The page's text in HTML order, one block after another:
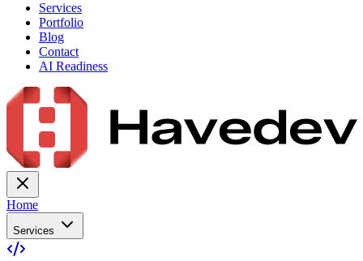
Services
Portfolio
Blog
Contact
AI Readiness
Home
Services